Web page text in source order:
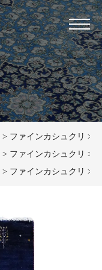
ファインカシュクリ
ファインカシュクリ
ファインカシュクリ